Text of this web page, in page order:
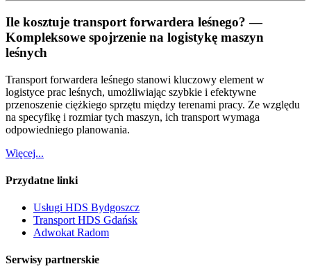
Ile kosztuje transport forwardera leśnego? —
Kompleksowe spojrzenie na logistykę maszyn
leśnych
Transport forwardera leśnego stanowi kluczowy element w
logistyce prac leśnych, umożliwiając szybkie i efektywne
przenoszenie ciężkiego sprzętu między terenami pracy. Ze względu
na specyfikę i rozmiar tych maszyn, ich transport wymaga
odpowiedniego planowania.
Więcej...
Przydatne linki
Usługi HDS Bydgoszcz
Transport HDS Gdańsk
Adwokat Radom
Serwisy partnerskie